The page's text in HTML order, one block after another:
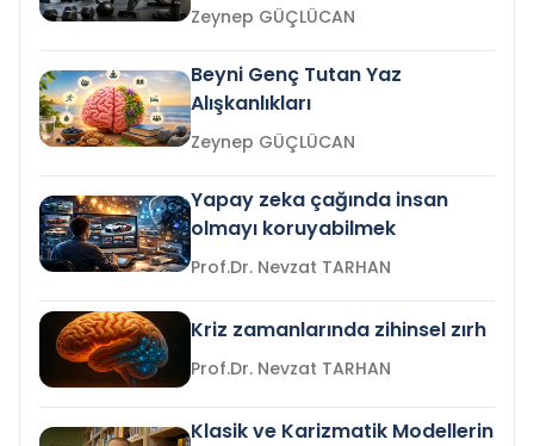
Zeynep GÜÇLÜCAN
Beyni Genç Tutan Yaz
Alışkanlıkları
Zeynep GÜÇLÜCAN
Yapay zeka çağında insan
olmayı koruyabilmek
Prof.Dr. Nevzat TARHAN
Kriz zamanlarında zihinsel zırh
Prof.Dr. Nevzat TARHAN
Klasik ve Karizmatik Modellerin